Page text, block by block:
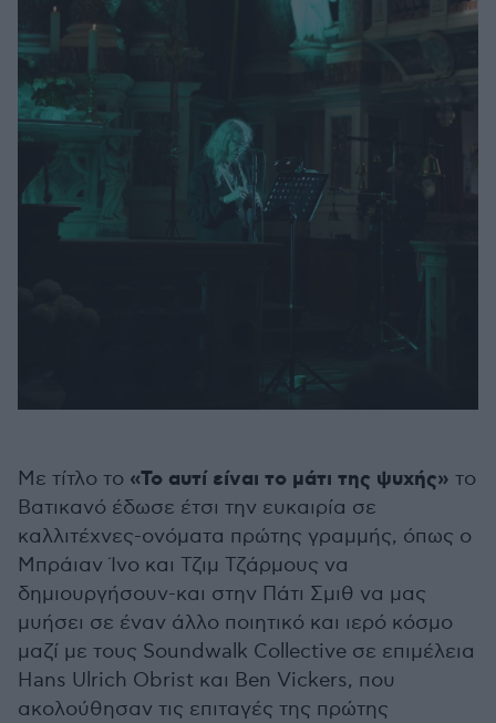
Με τίτλο το «Το αυτί είναι το μάτι της ψυχής» το
Βατικανό έδωσε έτσι την ευκαιρία σε
καλλιτέχνες-ονόματα πρώτης γραμμής, όπως ο
Μπράιαν Ίνο και Τζιμ Τζάρμους να
δημιουργήσουν-και στην Πάτι Σμιθ να μας
μυήσει σε έναν άλλο ποιητικό και ιερό κόσμο
μαζί με τους Soundwalk Collective σε επιμέλεια
Hans Ulrich Obrist και Ben Vickers, που
ακολούθησαν τις επιταγές της πρώτης